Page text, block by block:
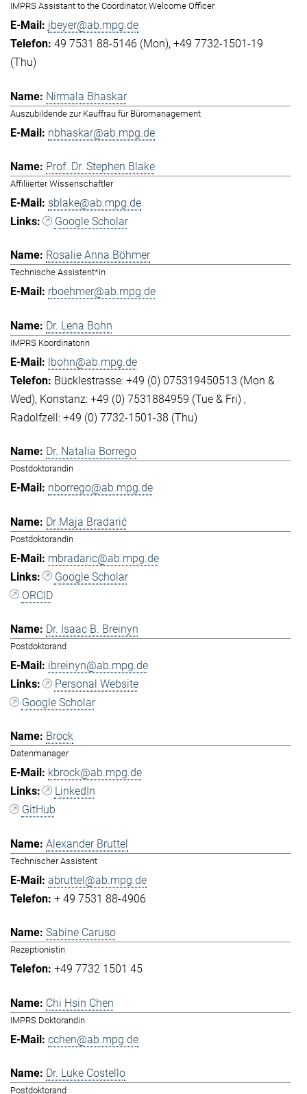
IMPRS Assistant to the Coordinator, Welcome Officer
jbeyer@ab.mpg.de
49 7531 88-5146 (Mon) +49 7732-1501-19
(Thu)
Nirmala Bhaskar
Auszubildende zur Kauffrau für Büromanagement
nbhaskar@ab.mpg.de
Prof. Dr. Stephen Blake
Affiliierter Wissenschaftler
sblake@ab.mpg.de
Google Scholar
Rosalie Anna Böhmer
Technische Assistent*in
rboehmer@ab.mpg.de
Dr. Lena Bohn
IMPRS Koordinatorin
lbohn@ab.mpg.de
Bücklestrasse: +49 (0) 075319450513 (Mon &
Wed) Konstanz: +49 (0) 7531884959 (Tue & Fri)
Radolfzell: +49 (0) 7732-1501-38 (Thu)
Dr. Natalia Borrego
Postdoktorandin
nborrego@ab.mpg.de
Dr Maja Bradarić
Postdoktorandin
mbradaric@ab.mpg.de
Google Scholar
ORCID
Dr. Isaac B. Breinyn
Postdoktorand
ibreinyn@ab.mpg.de
Personal Website
Google Scholar
Brock
Datenmanager
kbrock@ab.mpg.de
LinkedIn
GitHub
Alexander Bruttel
Technischer Assistent
abruttel@ab.mpg.de
+ 49 7531 88-4906
Sabine Caruso
Rezeptionistin
+49 7732 1501 45
Chi Hsin Chen
IMPRS Doktorandin
cchen@ab.mpg.de
Dr. Luke Costello
Postdoktorand